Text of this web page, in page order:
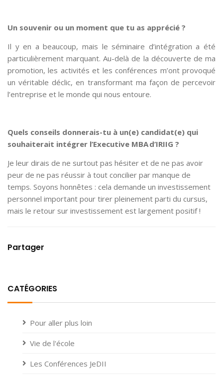
Un souvenir ou un moment que tu as apprécié ?
Il y en a beaucoup, mais le séminaire d’intégration a été
particulièrement marquant. Au-delà de la découverte de ma
promotion, les activités et les conférences m’ont provoqué
un véritable déclic, en transformant ma façon de percevoir
l’entreprise et le monde qui nous entoure.
Quels conseils donnerais-tu à un(e) candidat(e) qui
souhaiterait intégrer l’Executive MBA d’IRIIG ?
Je leur dirais de ne surtout pas hésiter et de ne pas avoir
peur de ne pas réussir à tout concilier par manque de
temps. Soyons honnêtes : cela demande un investissement
personnel important pour tirer pleinement parti du cursus,
mais le retour sur investissement est largement positif !
Partager
CATÉGORIES
Pour aller plus loin
Vie de l'école
Les Conférences JeDII